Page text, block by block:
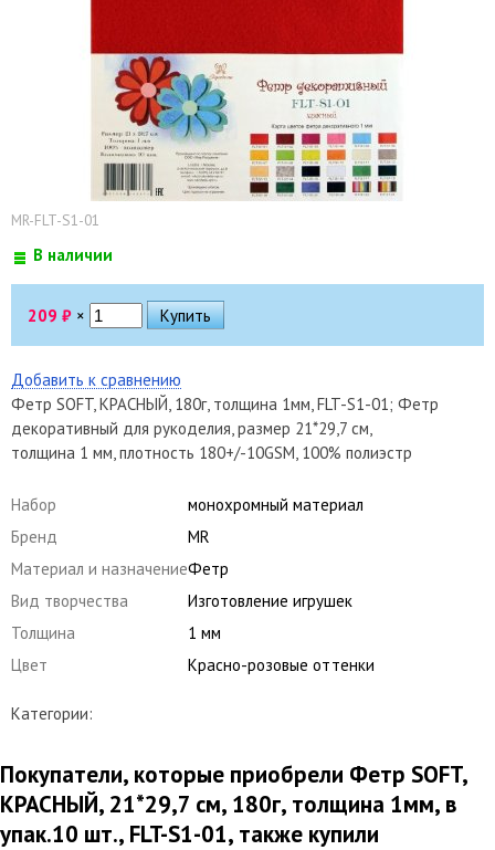
MR-FLT-S1-01
В наличии
209 ₽ ×
Добавить к сравнению
Фетр SOFT, КРАСНЫЙ, 180г, толщина 1мм, FLT-S1-01; Фетр
декоративный для рукоделия, размер 21*29,7 см,
толщина 1 мм, плотность 180+/-10GSM, 100% полиэстр
Набор
монохромный материал
Бренд
MR
Материал и назначениеФетр
Вид творчества
Изготовление игрушек
Толщина
1 мм
Цвет
Красно-розовые оттенки
Категории:
Покупатели, которые приобрели Фетр SOFT,
КРАСНЫЙ, 21*29,7 см, 180г, толщина 1мм, в
упак.10 шт., FLT-S1-01, также купили